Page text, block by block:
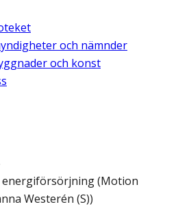
och nämnder
och konst
(Motion
Westerén (S))